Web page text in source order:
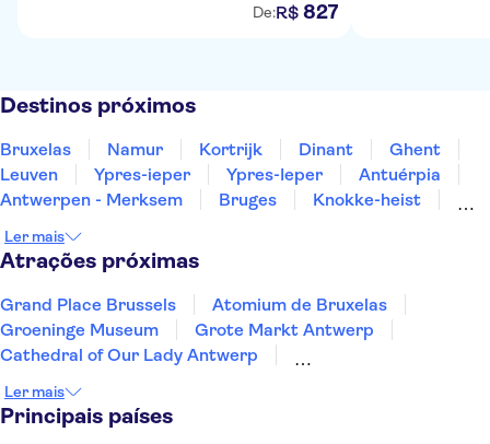
De:R$ 827
Destinos próximos
Bruxelas Namur Kortrijk Dinant
Ghent
Leuven
Ypres-ieper Ypres-Ieper
Antuérpia
Antwerpen - Merksem
Bruges
Knokke-heist
Ler mais
Atrações próximas
Grand Place Brussels
Atomium de Bruxelas
Groeninge Museum
Grote Markt Antwerp
Cathedral of Our Lady Antwerp
Castle Gravensteen
Rubens House
Historium Bruges
Ler mais
Principais países